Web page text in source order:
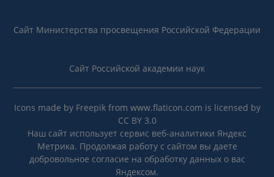
Сайт Министерства просвещения Российской Федерации
Сайт Российской академии наук
Icons made by Freepikfrom www.flaticon.com is licensed by
CC BY 3.0
Наш сайт использует сервис веб-аналитики Яндекс
Метрика. Продолжая работу с сайтом вы даете
добровольное согласие на обработку данныхо вас
Яндексом.